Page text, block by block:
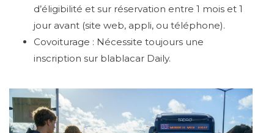
d’éligibilité et sur réservation entre 1 mois et 1
jour avant (site web, appli, ou téléphone).
Covoiturage : Nécessite toujours une
inscription sur blablacar Daily.